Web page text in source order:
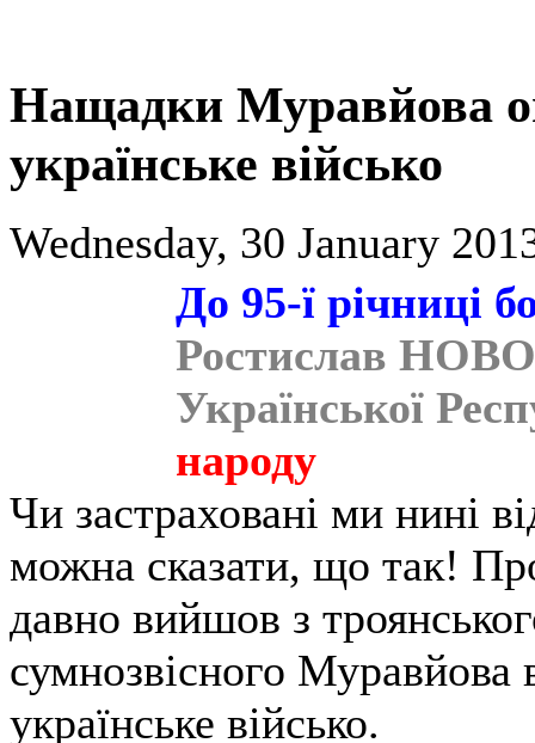
Нащадки Муравйова
українське військо
Wednesday, 30 January
До 95-ї річниці
Ростислав
Української
народу
Чи застраховані ми нині
можна сказати, що так!
давно вийшов з
сумнозвісного Муравйова
українське військо.